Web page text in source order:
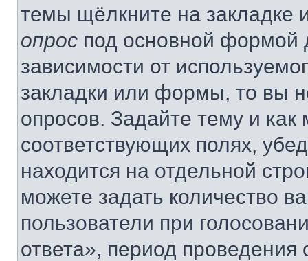
темы щёлкните на
опрос под основной формой
зависимости от
закладки или формы, то вы
опросов. Задайте тему и
соответствующих полях,
находится на отдельной
можете задать количество
пользователи при
ответа», период проведения